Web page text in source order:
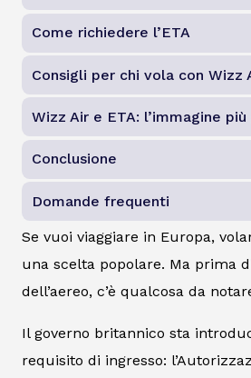
Come richiedere l’ETA
Consigli per chi vola con Wizz
Wizz Air e ETA: l’immagine più
Conclusione
Domande frequenti
Se vuoi viaggiare in Europa,
una scelta popolare. Ma prima
dell’aereo, c’è qualcosa da
Il governo britannico sta
requisito di ingresso: